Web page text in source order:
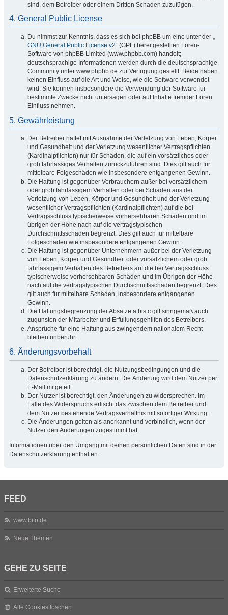
sind, dem Betreiber oder einem Dritten Schaden zuzufügen.
4. General Public License
Du nimmst zur Kenntnis, dass es sich bei phpBB um eine unter der „
GNU General Public License v2“ (GPL) bereitgestellten Foren-
Software von phpBB Limited (www.phpbb.com) handelt;
deutschsprachige Informationen werden durch die deutschsprachige
Community unter www.phpbb.de zur Verfügung gestellt. Beide haben
keinen Einfluss auf die Art und Weise, wie die Software verwendet
wird. Sie können insbesondere die Verwendung der Software für
bestimmte Zwecke nicht untersagen oder auf Inhalte fremder Foren
Einfluss nehmen.
5. Gewährleistung
Der Betreiber haftet mit Ausnahme der Verletzung von Leben, Körper
und Gesundheit und der Verletzung wesentlicher Vertragspflichten
(Kardinalpflichten) nur für Schäden, die auf ein vorsätzliches oder
grob fahrlässiges Verhalten zurückzuführen sind. Dies gilt auch für
mittelbare Folgeschäden wie insbesondere entgangenen Gewinn.
Die Haftung ist gegenüber Verbrauchern außer bei vorsätzlichem
oder grob fahrlässigem Verhalten oder bei Schäden aus der
Verletzung von Leben, Körper und Gesundheit und der Verletzung
wesentlicher Vertragspflichten (Kardinalpflichten) auf die bei
Vertragsschluss typischerweise vorhersehbaren Schäden und im
übrigen der Höhe nach auf die vertragstypischen
Durchschnittsschäden begrenzt. Dies gilt auch für mittelbare
Folgeschäden wie insbesondere entgangenen Gewinn.
Die Haftung ist gegenüber Unternehmern außer bei der Verletzung
von Leben, Körper und Gesundheit oder vorsätzlichem oder grob
fahrlässigem Verhalten des Betreibers auf die bei Vertragsschluss
typischerweise vorhersehbaren Schäden und im Übrigen der Höhe
nach auf die vertragstypischen Durchschnittsschäden begrenzt. Dies
gilt auch für mittelbare Schäden, insbesondere entgangenen
Gewinn.
Die Haftungsbegrenzung der Absätze a bis c gilt sinngemäß auch
zugunsten der Mitarbeiter und Erfüllungsgehilfen des Betreibers.
Ansprüche für eine Haftung aus zwingendem nationalem Recht
bleiben unberührt.
6. Änderungsvorbehalt
Der Betreiber ist berechtigt, die Nutzungsbedingungen und die
Datenschutzerklärung zu ändern. Die Änderung wird dem Nutzer per
E-Mail mitgeteilt.
Der Nutzer ist berechtigt, den Änderungen zu widersprechen. Im
Falle des Widerspruchs erlischt das zwischen dem Betreiber und
dem Nutzer bestehende Vertragsverhältnis mit sofortiger Wirkung.
Die Änderungen gelten als anerkannt und verbindlich, wenn der
Nutzer den Änderungen zugestimmt hat.
Informationen über den Umgang mit deinen persönlichen Daten sind in der
Datenschutzerklärung enthalten.
FEED
www.bifo.de
Neue Themen
GEHE ZU SEITE
Erweiterte Suche
Alle Cookies löschen